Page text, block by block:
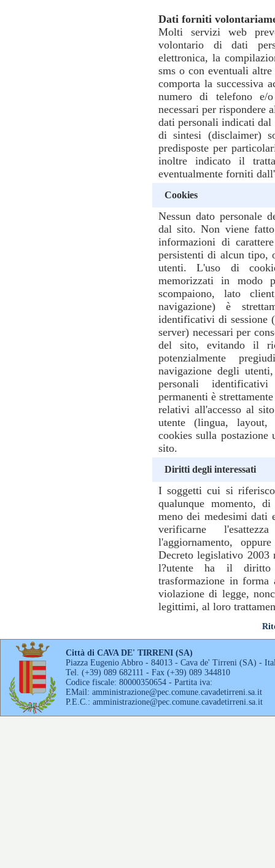
Dati forniti
Molti servizi web
volontario di dati
elettronica, la
sms o con eventuali
comporta la successiva
numero di telefono
necessari per rispondere
dati personali indicati
di sintesi (disclaimer)
predisposte per
inoltre indicato il
eventualmente forniti
Cookies
Nessun dato personale
dal sito. Non viene
informazioni di
persistenti di alcun tipo,
utenti. L'uso di
memorizzati in modo
scompaiono, lato
navigazione) è
identificativi di sessione
server) necessari per
del sito, evitando il
potenzialmente
navigazione degli
personali
permanenti è
relativi all'accesso al
utente (lingua, layout,
cookies sulla
sito.
Diritti degli interessati
I soggetti cui si
qualunque momento,
meno dei medesimi dati
verificarne
l'aggiornamento,
Decreto legislativo
l?utente ha il diritto
trasformazione in
violazione di legge,
legittimi, al loro
Città di CAVA DE' TIRRENI (SA)
Piazza Eugenio Abbro - 84013 - Cava de' Tirreni (SA) -
Tel. (+39) 089 682111 - Fax (+39) 089 344810
Codice fiscale: 80000350654 - Partita iva:
EMail: amministrazione@pec.comune.cavadetirreni.sa.it
P.E.C.: amministrazione@pec.comune.cavadetirreni.sa.it